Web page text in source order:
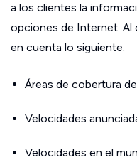
a los clientes la
opciones de Internet. Al
en cuenta lo siguiente:
Áreas de cobertura
Velocidades
Velocidades en el